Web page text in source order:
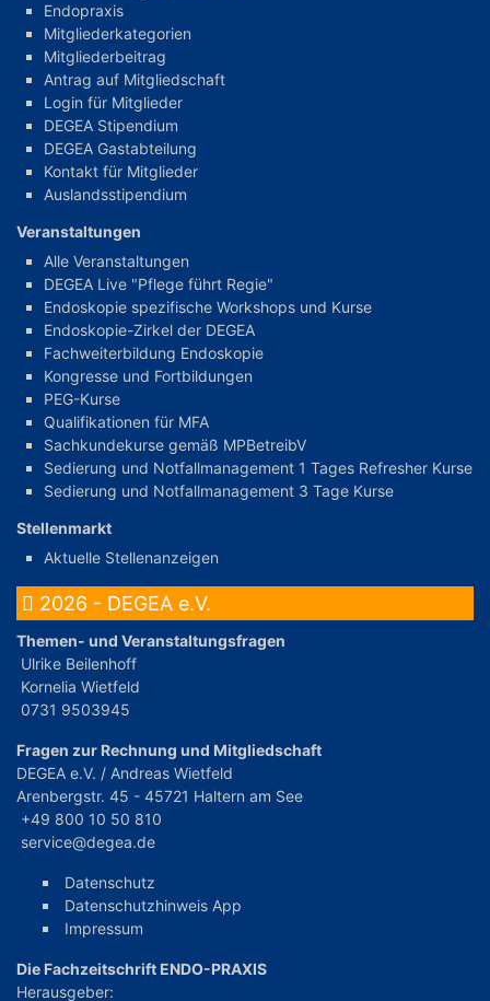
Endopraxis
Mitgliederkategorien
Mitgliederbeitrag
Antrag auf Mitgliedschaft
Login für Mitglieder
DEGEA Stipendium
DEGEA Gastabteilung
Kontakt für Mitglieder
Auslandsstipendium
Veranstaltungen
Alle Veranstaltungen
DEGEA Live "Pflege führt Regie"
Endoskopie spezifische Workshops und Kurse
Endoskopie-Zirkel der DEGEA
Fachweiterbildung Endoskopie
Kongresse und Fortbildungen
PEG-Kurse
Qualifikationen für MFA
Sachkundekurse gemäß MPBetreibV
Sedierung und Notfallmanagement 1 Tages Refresher Kurse
Sedierung und Notfallmanagement 3 Tage Kurse
Stellenmarkt
Aktuelle Stellenanzeigen
2026 - DEGEA e.V.
Themen- und Veranstaltungsfragen
Ulrike Beilenhoff
Kornelia Wietfeld
0731 9503945
Fragen zur Rechnung und Mitgliedschaft
DEGEA e.V. / Andreas Wietfeld
Arenbergstr. 45 - 45721 Haltern am See
+49 800 10 50 810
service@degea.de
Datenschutz
Datenschutzhinweis App
Impressum
Die Fachzeitschrift ENDO-PRAXIS
Herausgeber: